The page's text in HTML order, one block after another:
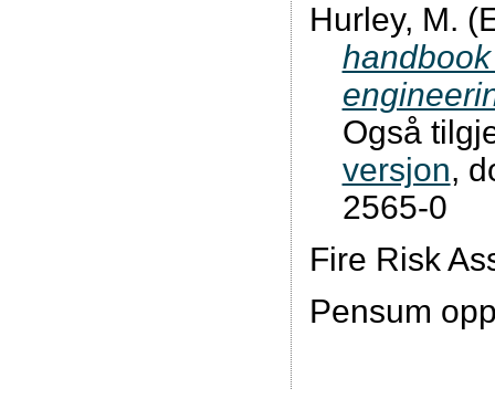
Hurley, M.
Også
versjon,
2565-0
Fire Risk
Pensum